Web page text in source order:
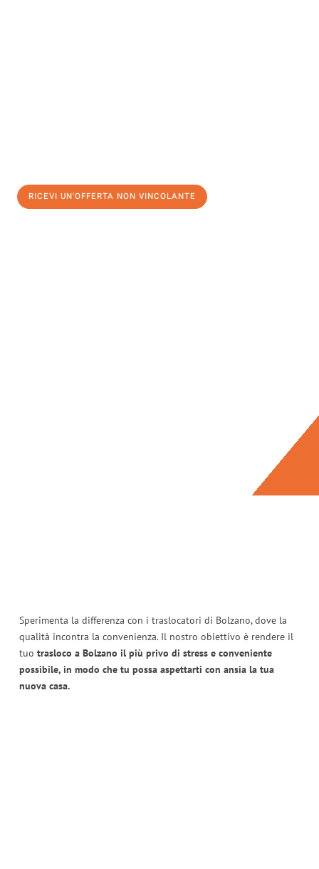
RICEVI UN'OFFERTA NON VINCOLANTE
Sperimenta la differenza con i traslocatori di Bolzano, dove la
qualità incontra la convenienza. Il nostro obiettivo è rendere il
tuo trasloco a Bolzano il più privo di stress e conveniente
possibile, in modo che tu possa aspettarti con ansia la tua
nuova casa.